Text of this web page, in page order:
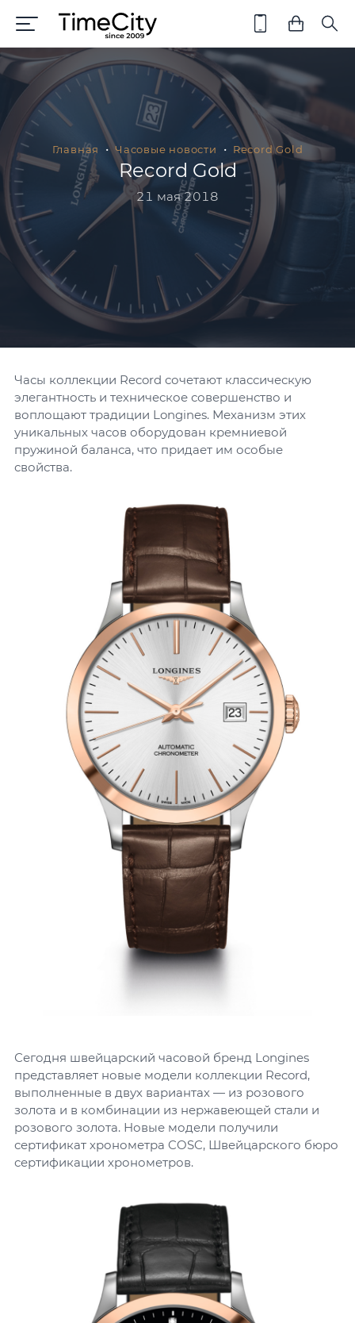
Главная Часовые новости Record Gold
Record Gold
21 мая 2018
Часы коллекции Record сочетают классическую
элегантность и техническое совершенство и
воплощают традиции Longines. Механизм этих
уникальных часов оборудован кремниевой
пружиной баланса, что придает им особые
свойства.
Сегодня швейцарский часовой бренд Longines
представляет новые модели коллекции Record,
выполненные в двух вариантах — из розового
золота и в комбинации из нержавеющей стали и
розового золота. Новые модели получили
сертификат хронометра COSC, Швейцарского бюро
сертификации хронометров.